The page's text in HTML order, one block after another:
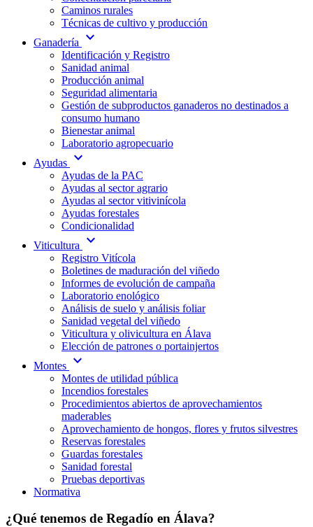
Caminos rurales
Técnicas de cultivo y producción
Ganadería
expand_more
Identificación y Registro
Sanidad animal
Producción animal
Seguridad alimentaria
Gestión de subproductos ganaderos no destinados a
consumo humano
Bienestar animal
Laboratorio agropecuario
Ayudas expand_more
Ayudas de la PAC
Ayudas al sector agrario
Ayudas al sector vitivinícola
Ayudas forestales
Condicionalidad
Viticultura
expand_more
Registro Vitícola
Boletines de maduración del viñedo
Informes de evolución de campaña
Laboratorio enológico
Análisis de suelo y análisis foliar
Sanidad vegetal del viñedo
Viticultura y olivicultura en Álava
Elección de patrones o portainjertos
Montes expand_more
Montes de utilidad pública
Incendios forestales
Procedimientos abiertos de aprovechamientos
maderables
Aprovechamiento de hongos, flores y frutos silvestres
Reservas forestales
Guardas forestales
Sanidad forestal
Pruebas deportivas
Normativa
¿Qué tenemos de Regadío en Álava?